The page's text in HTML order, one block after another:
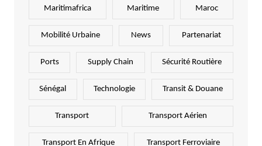
Maritimafrica Maritime Maroc
Mobilité Urbaine News Partenariat
Ports Supply Chain Sécurité Routière
Sénégal Technologie Transit & Douane
Transport Transport Aérien
Transport En Afrique Transport Ferroviaire